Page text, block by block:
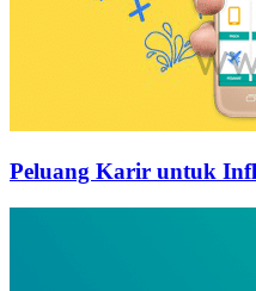
Peluang Karir untuk